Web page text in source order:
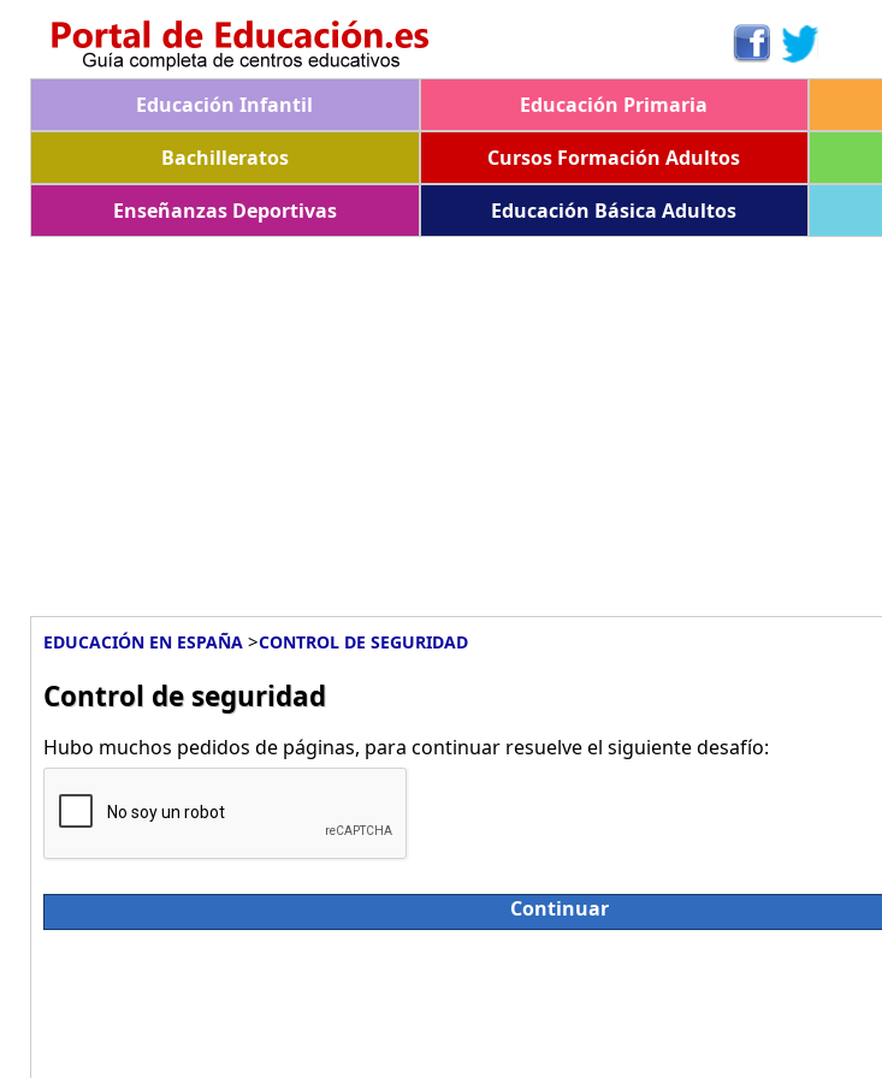
Educación Infantil Educación Primaria
Bachilleratos
Cursos Formación Adultos
Enseñanzas Deportivas
Educación Básica Adultos
EDUCACIÓN EN ESPAÑA >CONTROL DE SEGURIDAD
Control de seguridad
Hubo muchos pedidos de páginas, para continuar resuelve el siguiente desafío:
Continuar